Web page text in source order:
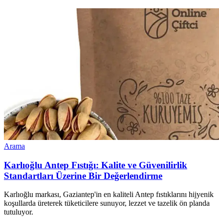
Arama
Karlıoğlu Antep Fıstığı: Kalite ve Güvenilirlik
Standartları Üzerine Bir Değerlendirme
Karlıoğlu markası, Gaziantep'in en kaliteli Antep fıstıklarını hijyenik
koşullarda üreterek tüketicilere sunuyor, lezzet ve tazelik ön planda
tutuluyor.